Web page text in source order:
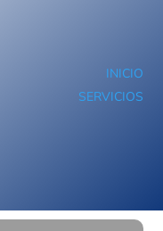
INICIO
SERVICIOS